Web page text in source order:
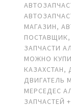
МАГАЗИН,
ПОСТАВЩИК
ЗАПЧАСТИ
МОЖНО
КАЗАХСТАН,
ДВИГАТЕЛЬ
МЕРСЕДЕС
ЗАПЧАСТЕЙ